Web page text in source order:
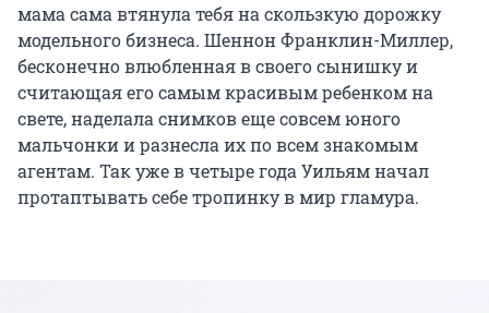
мама сама втянула тебя на скользкую дорожку
модельного бизнеса. Шеннон Франклин-Миллер,
бесконечно влюбленная в своего сынишку и
считающая его самым красивым ребенком на
свете, наделала снимков еще совсем юного
мальчонки и разнесла их по всем знакомым
агентам. Так уже в четыре года Уильям начал
протаптывать себе тропинку в мир гламура.